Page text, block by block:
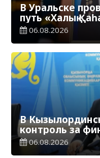
В Уральске
путь «Халық
Степановича
06.08.2026
В
контроль за
дисциплиной
06.08.2026